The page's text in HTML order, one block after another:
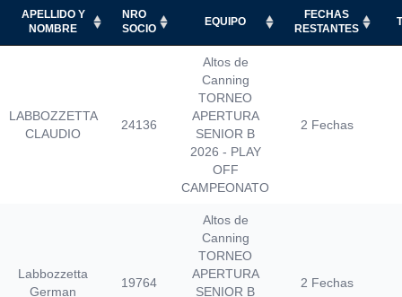
APELLIDO Y
NOMBRE
NRO
SOCIO
EQUIPO
FECHAS
RESTANTES
LABBOZZETTA
CLAUDIO
24136
Altos de
Canning
TORNEO
APERTURA
SENIOR B
2026 - PLAY
OFF
CAMPEONATO
2 Fechas
Labbozzetta
German
19764
Altos de
Canning
TORNEO
APERTURA
SENIOR B
2 Fechas